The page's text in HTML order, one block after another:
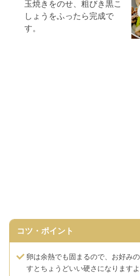
玉焼きをのせ、粗びき黒こ
しょうをふったら完成で
す。
コツ・ポイント
卵は余熱でも固まるので、お好み
すとちょうどいい硬さになりますよ